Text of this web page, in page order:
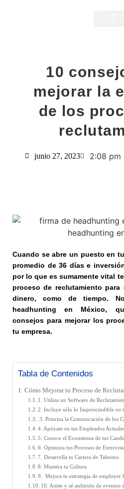
10
mejorar la
de los
junio 27, 2023 2:08 pm
Cuando se abre un puesto en
promedio de 36 días e
por lo que es sumamente vital
proceso de reclutamiento para
dinero, como de tiempo.
headhunting en México,
consejos para mejorar los
tu empresa.
Tabla de Contenidos
Cómo Mejorar tu Proceso de
1. Utiliza un Software de
2. Incluye sólo lo Imprescindible en
3. Prioriza la Comunicación de los
4. Apóyate en tus Empleados
5. Conoce el Ecosistema de tus
6. Optimiza tus Procesos de
7. Desarrolla tu Cartera de Talentos
8. Muestra tu Cultura
9. Mejora tu estrategia de employer
10. Asiste y sé anfitrión de eventos